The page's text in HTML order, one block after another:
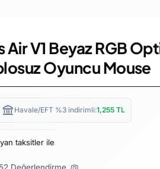
Air V1 Beyaz RGB
Oyuncu Mouse
Havale/EFT %3 indirimli:1,255 TL
taksitler ile
52 Değerlendirme